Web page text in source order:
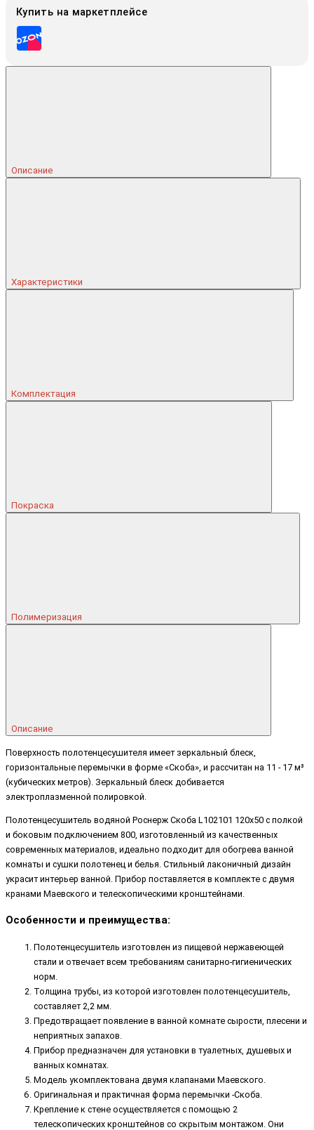
Купить на маркетплейсе
Описание
Характеристики
Комплектация
Покраска
Полимеризация
Описание
Поверхность полотенцесушителя имеет зеркальный блеск,
горизонтальные перемычки в форме «Скоба», и рассчитан на 11 - 17 м³
(кубических метров). Зеркальный блеск добивается
электроплазменной полировкой.
Полотенцесушитель водяной Роснерж Скоба L102101 120x50 с полкой
и боковым подключением 800, изготовленный из качественных
современных материалов, идеально подходит для обогрева ванной
комнаты и сушки полотенец и белья. Стильный лаконичный дизайн
украсит интерьер ванной. Прибор поставляется в комплекте с двумя
кранами Маевского и телескопическими кронштейнами.
Особенности и преимущества:
Полотенцесушитель изготовлен из пищевой нержавеющей
стали и отвечает всем требованиям санитарно-гигиенических
норм.
Толщина трубы, из которой изготовлен полотенцесушитель,
составляет 2,2 мм.
Предотвращает появление в ванной комнате сырости, плесени и
неприятных запахов.
Прибор предназначен для установки в туалетных, душевых и
ванных комнатах.
Модель укомплектована двумя клапанами Маевского.
Оригинальная и практичная форма перемычки -Скоба.
Крепление к стене осуществляется с помощью 2
телескопических кронштейнов со скрытым монтажом. Они